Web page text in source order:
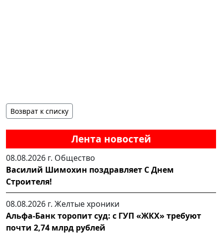
Лента новостей
08.08.2026 г. Общество
Василий Шимохин поздравляет С Днем
Строителя!
08.08.2026 г. Желтые хроники
Альфа-Банк торопит суд: с ГУП «ЖКХ» требуют
почти 2,74 млрд рублей
Возврат к списку